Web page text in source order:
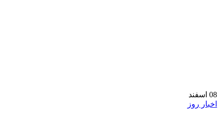
08 اسفند
اخبار روز